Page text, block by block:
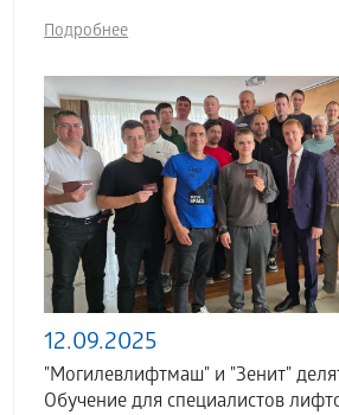
Подробнее
12.09.2025
"Могилевлифтмаш" и "Зенит"
Обучение для специалистов